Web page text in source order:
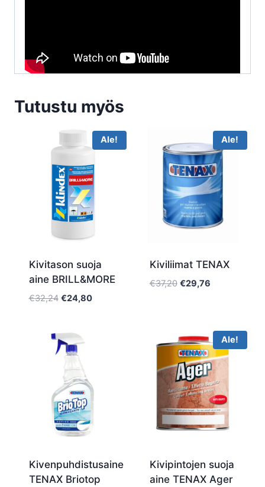
Tutustu myös
Ale!
Kivitason suoja
aine BRILL&MORE
€32,24 Alkuperäinen
€32,24.
€24,80Nykyinen
Ale!
Kiviliimat TENAX
€37,20 Alkuperäinen
€29,76Nykyinen
Kivenpuhdistusaine
TENAX Briotop
Ale!
Kivipintojen suoja
aine TENAX Ager